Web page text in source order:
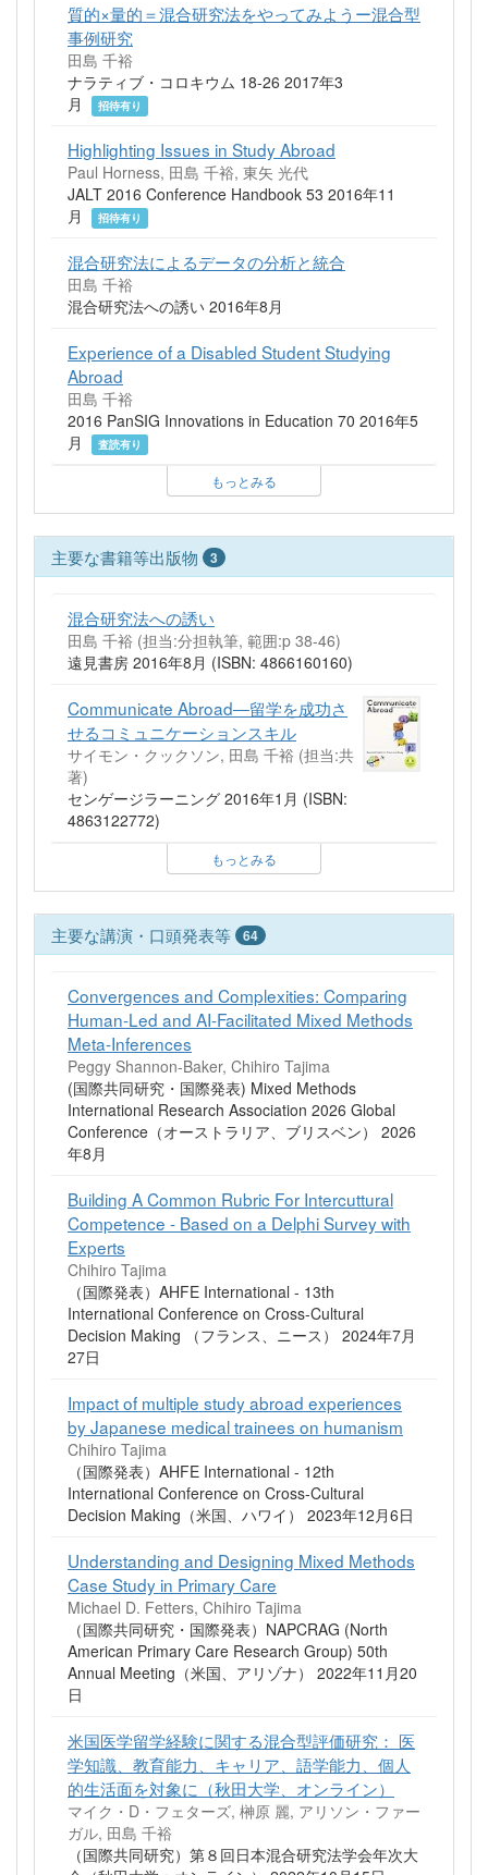
質的×量的＝混合研究法をやってみようー混合型
事例研究
田島 千裕
ナラティブ・コロキウム 18-26 2017年3
月
招待有り
Highlighting Issues in Study Abroad
Paul Horness, 田島 千裕, 東矢 光代
JALT 2016 Conference Handbook 53 2016年11
月
招待有り
混合研究法によるデータの分析と統合
田島 千裕
混合研究法への誘い 2016年8月
Experience of a Disabled Student Studying
Abroad
田島 千裕
2016 PanSIG Innovations in Education 70 2016年5
月
査読有り
もっとみる
主要な書籍等出版物 3
混合研究法への誘い
田島 千裕 (担当:分担執筆, 範囲:p 38-46)
遠見書房 2016年8月 (ISBN: 4866160160)
Communicate Abroad―留学を成功さ
せるコミュニケーションスキル
サイモン・クックソン, 田島 千裕 (担当:共
著)
センゲージラーニング 2016年1月 (ISBN:
4863122772)
もっとみる
主要な講演・口頭発表等 64
Convergences and Complexities: Comparing
Human-Led and AI-Facilitated Mixed Methods
Meta-Inferences
Peggy Shannon-Baker, Chihiro Tajima
(国際共同研究・国際発表) Mixed Methods
International Research Association 2026 Global
Conference（オーストラリア、ブリスベン） 2026
年8月
Building A Common Rubric For Intercuttural
Competence - Based on a Delphi Survey with
Experts
Chihiro Tajima
（国際発表）AHFE International - 13th
International Conference on Cross-Cultural
Decision Making （フランス、ニース） 2024年7月
27日
Impact of multiple study abroad experiences
by Japanese medical trainees on humanism
Chihiro Tajima
（国際発表）AHFE International - 12th
International Conference on Cross-Cultural
Decision Making（米国、ハワイ） 2023年12月6日
Understanding and Designing Mixed Methods
Case Study in Primary Care
Michael D. Fetters, Chihiro Tajima
（国際共同研究・国際発表）NAPCRAG (North
American Primary Care Research Group) 50th
Annual Meeting（米国、アリゾナ） 2022年11月20
日
米国医学留学経験に関する混合型評価研究： 医
学知識、教育能力、キャリア、語学能力、個人
的生活面を対象に（秋田大学、オンライン）
マイク・D・フェターズ, 榊原 麗, アリソン・ファー
ガル, 田島 千裕
（国際共同研究）第８回日本混合研究法学会年次大